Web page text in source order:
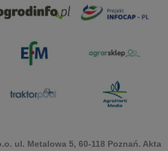
ul. Metalowa 5, 60-118 Poznań. Akta